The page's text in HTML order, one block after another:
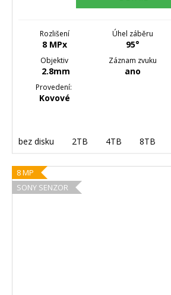
Rozlišení
8 MPx
Úhel záběru
95°
Objektiv
2.8mm
Záznam zvuku
ano
Provedení:
Kovové
bez disku 2TB 4TB 8TB
8 MP
SONY SENZOR